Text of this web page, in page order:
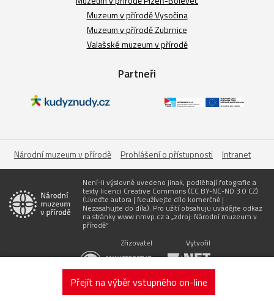
Přejít na výběr vstupného on-line
Muzeum v přírodě Vysočina
Muzeum v přírodě Zubrnice
Valašské muzeum v přírodě
Partneři
Národní muzeum v přírodě Prohlášení o přístupnosti Intranet
Není-li výslovně uvedeno jinak, podléhají fotografie a
texty licenci Creative Commons (CC BY-NC-ND 3.0 CZ)
(Uveďte autora | Neužívejte dílo komerčně |
Nezasahujte do díla). Pro užití obsahuju uvádějte odkaz
na stránky www.nmvp.cz a „zdroj: Národní muzeum v
přírodě“
Zřizovatel
Vytvořil